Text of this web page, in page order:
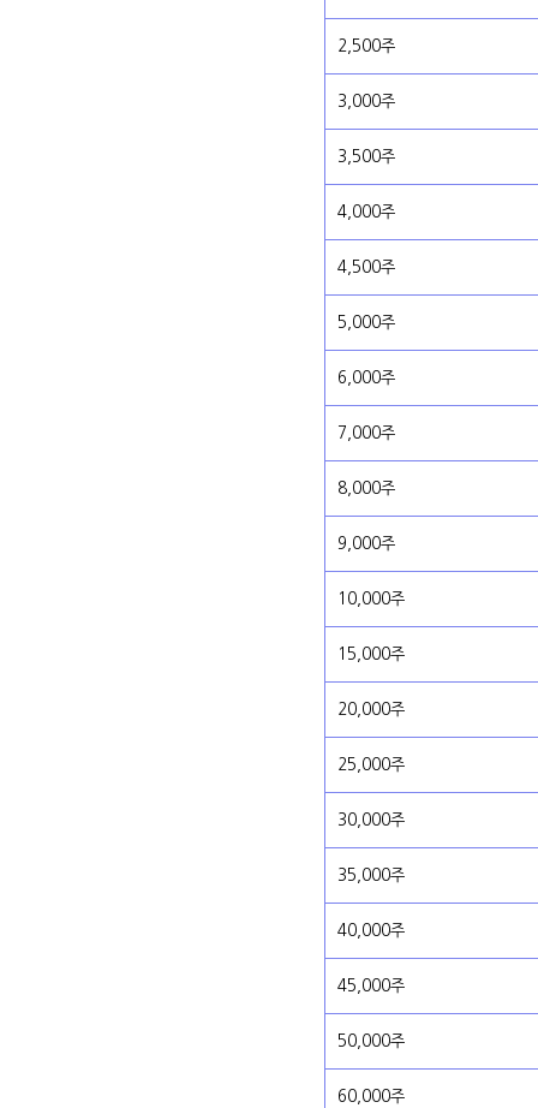
2,500주
3,000주
3,500주
4,000주
4,500주
5,000주
6,000주
7,000주
8,000주
9,000주
10,000주
15,000주
20,000주
25,000주
30,000주
35,000주
40,000주
45,000주
50,000주
60,000주